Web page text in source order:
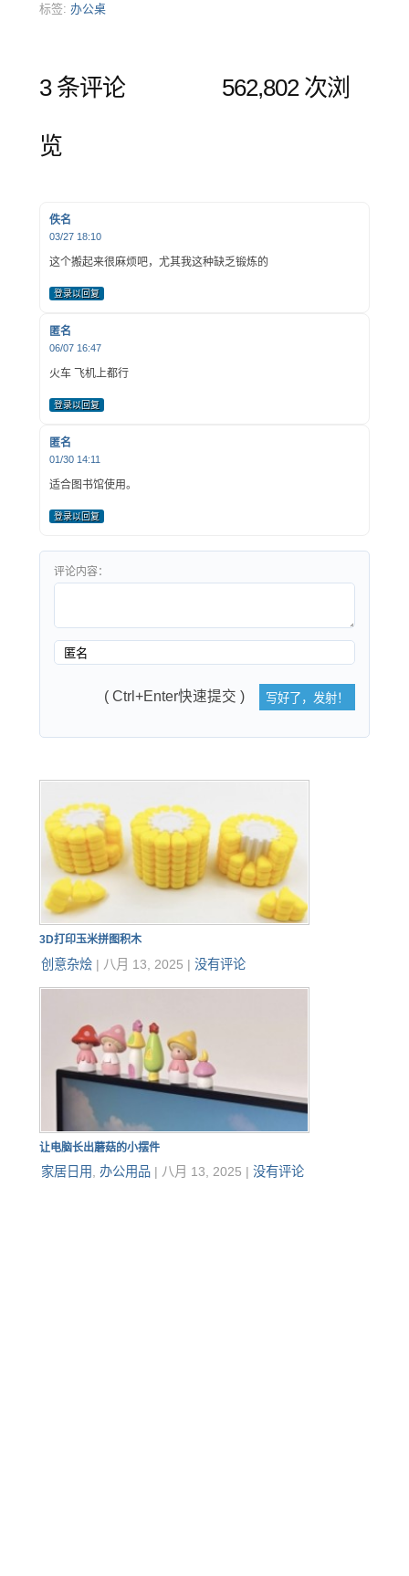
标签: 办公桌
3 条评论 562,802 次浏
览
佚名
03/27 18:10
这个搬起来很麻烦吧，尤其我这种缺乏锻炼的
登录以回复
匿名
06/07 16:47
火车 飞机上都行
登录以回复
匿名
01/30 14:11
适合图书馆使用。
登录以回复
评论内容：
( Ctrl+Enter快速提交 )
3D打印玉米拼图积木
创意杂烩| 八月 13, 2025 | 没有评论
让电脑长出蘑菇的小摆件
家居日用 办公用品| 八月 13, 2025 | 没有评论